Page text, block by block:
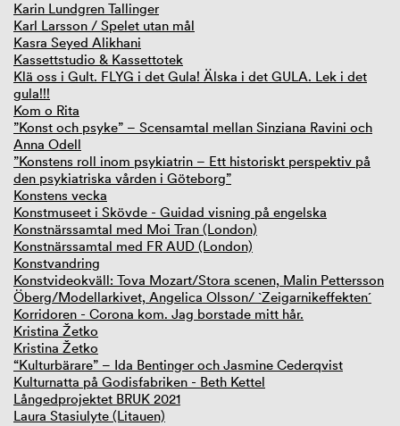
Karin Lundgren Tallinger
Karl Larsson / Spelet utan mål
Kasra Seyed Alikhani
Kassettstudio & Kassettotek
Klä oss i Gult. FLYG i det Gula! Älska i det GULA. Lek i det
gula!!!
Kom o Rita
”Konst och psyke” – Scensamtal mellan Sinziana Ravini och
Anna Odell
”Konstens roll inom psykiatrin – Ett historiskt perspektiv på
den psykiatriska vården i Göteborg”
Konstens vecka
Konstmuseet i Skövde - Guidad visning på engelska
Konstnärssamtal med Moi Tran (London)
Konstnärssamtal med FR AUD (London)
Konstvandring
Konstvideokväll: Tova Mozart/Stora scenen, Malin Pettersson
Öberg/Modellarkivet, Angelica Olsson/ `Zeigarnikeffekten´
Korridoren - Corona kom. Jag borstade mitt hår.
Kristina Žetko
Kristina Žetko
“Kulturbärare” – Ida Bentinger och Jasmine Cederqvist
Kulturnatta på Godisfabriken - Beth Kettel
Långedprojektet BRUK 2021
Laura Stasiulyte (Litauen)